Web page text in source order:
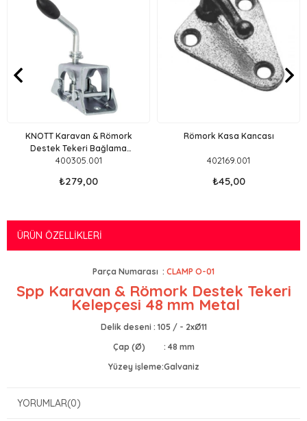
KNOTT Karavan & Römork
Destek Tekeri Bağlama
Kelepçesi
400305.001
₺279,00
Römork Kasa Kancası
402169.001
₺45,00
ÜRÜN ÖZELLIKLERI
Parça Numarası : CLAMP O-01
Spp Karavan & Römork Destek Tekeri
Kelepçesi 48 mm Metal
Delik deseni : 105 / - 2xØ11
Çap (Ø) : 48 mm
Yüzey işleme:Galvaniz
YORUMLAR(0)